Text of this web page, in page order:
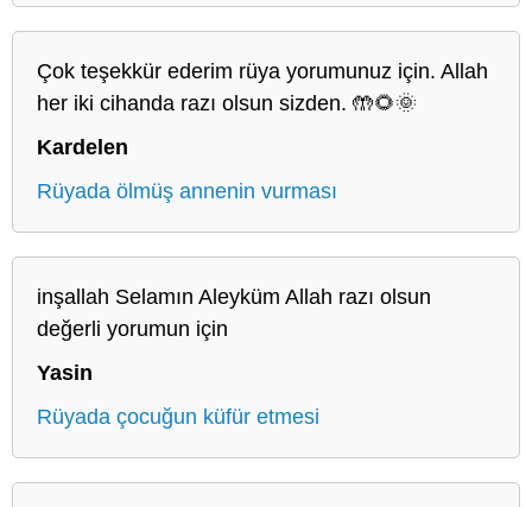
Çok teşekkür ederim rüya yorumunuz için. Allah
her iki cihanda razı olsun sizden. 🤲🌻🌞
Kardelen
Rüyada ölmüş annenin vurması
inşallah Selamın Aleyküm Allah razı olsun
değerli yorumun için
Yasin
Rüyada çocuğun küfür etmesi